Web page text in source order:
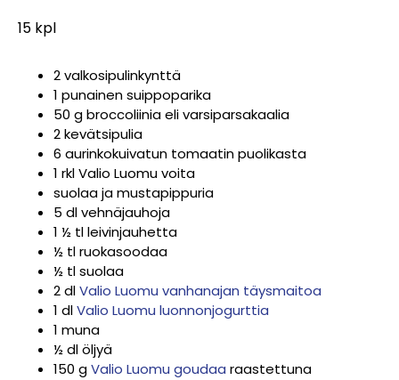
15 kpl
2 valkosipulinkynttä
1 punainen suippoparika
50 g broccoliinia eli varsiparsakaalia
2 kevätsipulia
6 aurinkokuivatun tomaatin puolikasta
1 rkl Valio Luomu voita
suolaa ja mustapippuria
5 dl vehnäjauhoja
1 ½ tl leivinjauhetta
½ tl ruokasoodaa
½ tl suolaa
2 dlValio Luomu vanhanajan täysmaitoa
1 dlValio Luomu luonnonjogurttia
1 muna
½ dl öljyä
150 gValio Luomu goudaa raastettuna